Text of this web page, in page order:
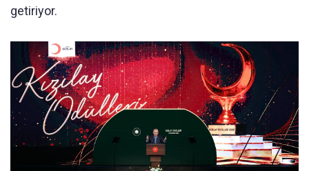
getiriyor.